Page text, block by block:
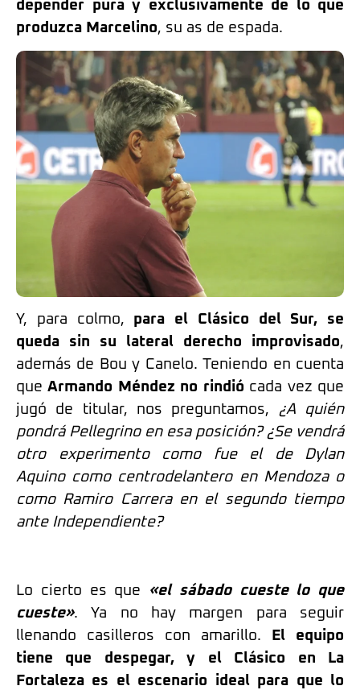
depender pura y exclusivamente de lo que
produzca Marcelino, su as de espada.
Y, para colmo, para el Clásico del Sur, se
queda sin su lateral derecho improvisado,
además de Bou y Canelo. Teniendo en cuenta
queArmando Méndez no rindió cada vez que
jugó de titular, nos preguntamos, ¿A quién
pondrá Pellegrino en esa posición? ¿Se vendrá
otro experimento como fue el de Dylan
Aquino como centrodelantero en Mendoza o
como Ramiro Carrera en el segundo tiempo
ante Independiente?
Lo cierto es que
«el sábado cueste lo que
cueste». Ya no hay margen para seguir
llenando casilleros con amarillo.
El equipo
tiene que despegar, y el Clásico en La
Fortaleza es el escenario ideal para que lo